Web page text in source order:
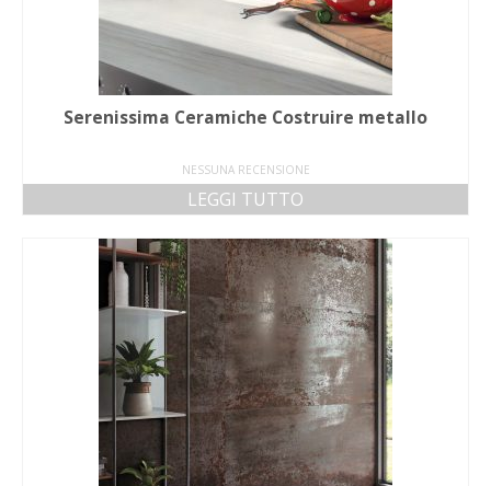
Serenissima Ceramiche Costruire metallo
NESSUNA RECENSIONE
LEGGI TUTTO